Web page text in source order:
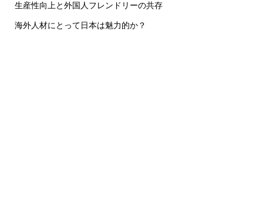
生産性向上と外国人フレンドリーの共存
海外人材にとって日本は魅力的か？